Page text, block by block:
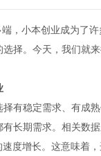
小本创业成为了许
择。今天，我们就
稳定需求、有成熟
长期需求。相关数
度增长。这意味着